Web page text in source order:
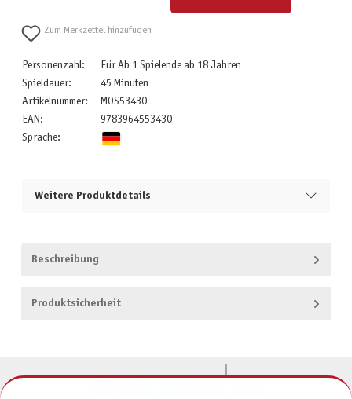
Zum Merkzettel hinzufügen
Personenzahl:
Für Ab 1 Spielende ab 18 Jahren
Spieldauer:
45 Minuten
Artikelnummer:
MOS53430
EAN:
9783964553430
Sprache:
Weitere Produktdetails
Beschreibung
Produktsicherheit